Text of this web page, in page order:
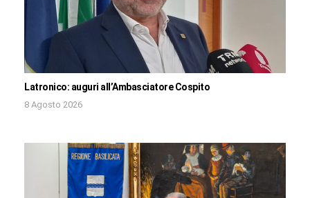
Latronico: auguri all’Ambasciatore Cospito
8 Agosto 2026